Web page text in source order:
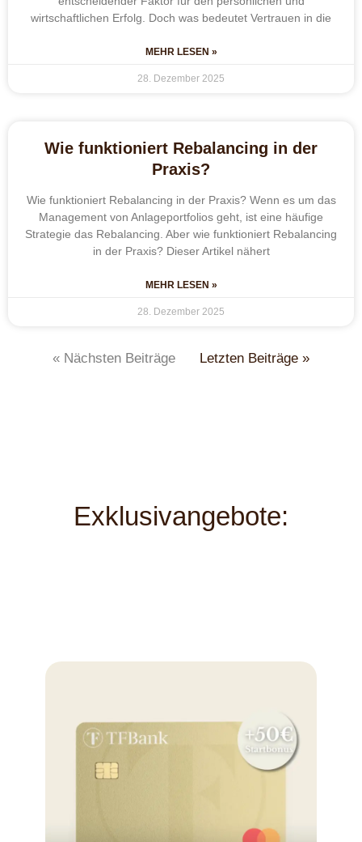
wirtschaftlichen Erfolg. Doch was bedeutet Vertrauen in die
MEHR LESEN »
28. Dezember 2025
Wie funktioniert Rebalancing in der
Praxis?
Wie funktioniert Rebalancing in der Praxis? Wenn es um das
Management von Anlageportfolios geht, ist eine häufige
Strategie das Rebalancing. Aber wie funktioniert Rebalancing
in der Praxis? Dieser Artikel nähert
MEHR LESEN »
28. Dezember 2025
« Nächsten Beiträge Letzten Beiträge »
Exklusivangebote: